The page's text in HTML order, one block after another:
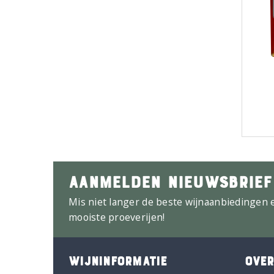
AANMELDEN NIEUWSBRIEF
Mis niet langer de beste wijnaanbiedingen
mooiste proeverijen!
WIJNINFORMATIE